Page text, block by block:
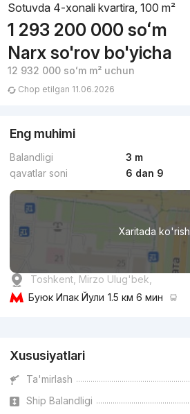
Sotuvda 4-xonali kvartira, 100 m²
1 293 200 000 soʻm
Narx so'rov bo'yicha
12 932 000 soʻmm² uchun
Chop etilgan 11.06.2026
Eng muhimi
Balandligi
3 m
qavatlar soni
6 dan 9
Xaritada ko'rish
Toshkent, Mirzo Ulug'bek,
Буюк Ипак Йули 1.5 км 6 мин
Xususiyatlari
Ta'mirlash
Ship Balandligi